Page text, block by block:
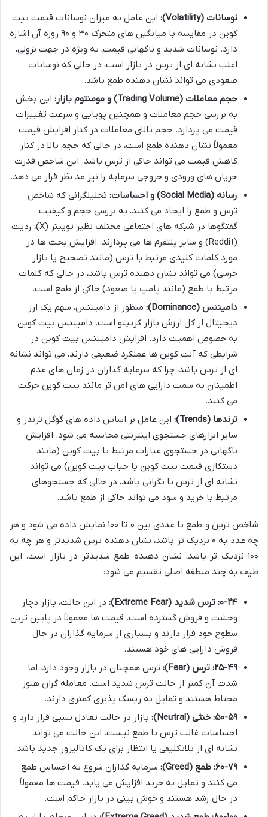
نوسانات (Volatility):
این عامل به میزان نوسانات قیمت بیت
کوین در مقایسه با میانگین های متحرک ۳۰ و ۹۰ روزه آن اشاره
دارد. نوسانات شدید و ناگهانی قیمت، به ویژه در جهت نزولی،
اغلب نشانه ای از ترس در بازار است، در حالی که نوسانات
صعودی می تواند نشان دهنده طمع باشد.
حجم معاملات (Trading Volume) و مومنتوم بازار:
این بخش
به بررسی حجم معاملات و همچنین پویایی و سرعت تغییرات
قیمت می پردازد. حجم بالای معاملات در کنار افزایش قیمت
معمولاً نشان دهنده طمع است، در حالی که حجم بالا در کنار
کاهش قیمت می تواند حاکی از ترس باشد. این شاخص قدرت
جریان های ورودی و خروجی سرمایه را نیز مد نظر قرار می دهد.
رسانه (Social Media) و احساسات:
تحلیلگرانی که شاخص
ترس و طمع را ایجاد می کنند، به بررسی حجم و کیفیت
گفتگوها در شبکه های اجتماعی مختلف نظیر توییتر (X)، ردیت
(Reddit) و سایر پلتفرم ها می پردازند. افزایش بحث ها در
مورد کلمات کلیدی مرتبط با ترس (مانند تصحیح یا بازار
خرسی) می تواند نشان دهنده ترس باشد، در حالی که کلمات
مرتبط با طمع (مانند پامپ یا صعود) حاکی از طمع است.
دامیننس (Dominance):
منظور از دامیننس، سهم یک ارز
دیجیتال از کل ارزش بازار کریپتو است. دامیننس بیت کوین
به خصوص اهمیت دارد. افزایش دامیننس بیت کوین در
شرایطی که آلت کوین ها عملکرد ضعیفی دارند، می تواند نشانه
ای از ترس باشد، چرا که سرمایه گذاران در زمان های عدم
اطمینان به سمت دارایی های امن تر مانند بیت کوین حرکت
می کنند.
ترندها (Trends):
این عامل بر اساس داده های گوگل ترندز و
سایر ابزارهای جستجوی اینترنتی محاسبه می شود. افزایش
ناگهانی در جستجوی عبارات مرتبط با بیت کوین (مانند
دستکاری قیمت بیت کوین یا حباب بیت کوین) می تواند
نشانه ای از ترس یا نگرانی باشد، در حالی که جستجوهای
مرتبط با خرید و سود می تواند حاکی از طمع باشد.
شاخص ترس و طمع با عددی بین ۰ تا ۱۰۰ نمایش داده می شود و هر
چه عدد به ۰ نزدیک تر باشد، نشان دهنده ترس شدیدتر و هر چه به
۱۰۰ نزدیک تر باشد، نشان دهنده طمع شدیدتر در بازار است. این
طیف به چند منطقه اصلی تقسیم می شود:
۰-۲۴: ترس شدید (Extreme Fear):
در این حالت، بازار دچار
وحشت و فروش گسترده است. قیمت ها معمولاً در پایین ترین
سطوح خود قرار دارند و بسیاری از سرمایه گذاران در حال
فروش دارایی های خود هستند.
۲۵-۴۹: ترس (Fear):
ترس همچنان در بازار وجود دارد، اما
شدت آن کمتر از حالت ترس شدید است. معامله گران هنوز
محتاط هستند و تمایل به ریسک پذیری کمتری دارند.
۵۰-۵۹: خنثی (Neutral):
بازار در حالت تعادل نسبی قرار دارد و
احساسات غالب ترس یا طمع نیست. این حالت می تواند
نشانه ای از بلاتکلیفی یا انتظار برای یک کاتالیزور جدید باشد.
۶۰-۷۹: طمع (Greed):
سرمایه گذاران شروع به احساس طمع
می کنند و تمایل به خرید افزایش می یابد. قیمت ها معمولاً
در حال رشد هستند و خوش بینی در بازار حاکم است.